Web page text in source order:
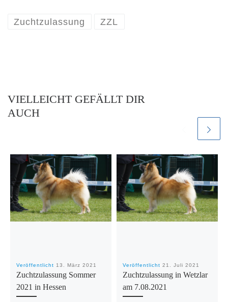
Zuchtzulassung ZZL
VIELLEICHT GEFÄLLT DIR
AUCH
Veröffentlicht 13. März 2021
Zuchtzulassung Sommer
2021 in Hessen
Veröffentlicht 21. Juli 2021
Zuchtzulassung in Wetzlar
am 7.08.2021